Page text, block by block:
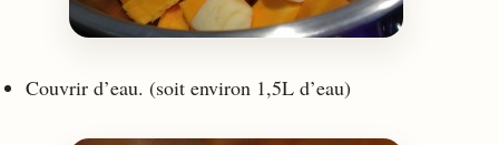
Couvrir d’eau. (soit environ 1,5L d’eau)